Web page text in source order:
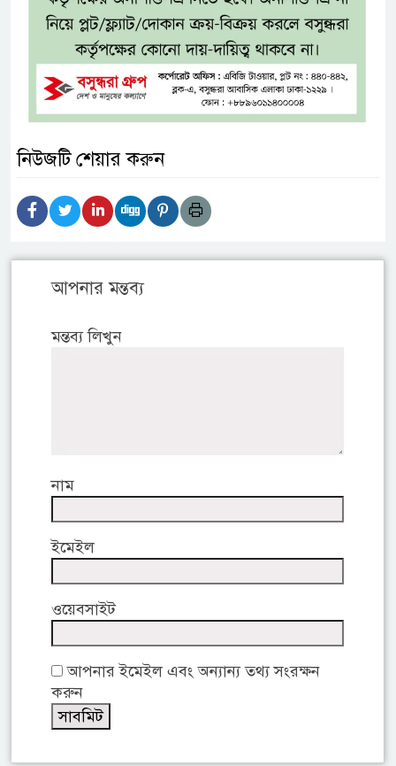
নিউজটি শেয়ার করুন
আপনার মন্তব্য
মন্তব্য লিখুন
নাম
ইমেইল
ওয়েবসাইট
আপনার ইমেইল এবং অন্যান্য তথ্য সংরক্ষন
করুন